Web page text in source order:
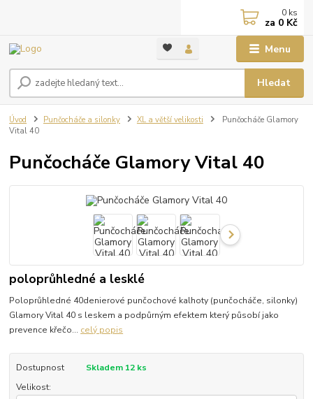
Menu
Hledat
0 ks
za 0 Kč
Úvod Punčocháče a silonky XL a větší velikosti
Punčocháče Glamory
Vital 40
Punčocháče Glamory Vital 40
poloprůhledné a lesklé
Poloprůhledné 40denierové punčochové kalhoty (punčocháče, silonky)
Glamory Vital 40 s leskem a podpůrným efektem který působí jako
prevence křečo... celý popis
Dostupnost
Skladem 12 ks
Velikost: